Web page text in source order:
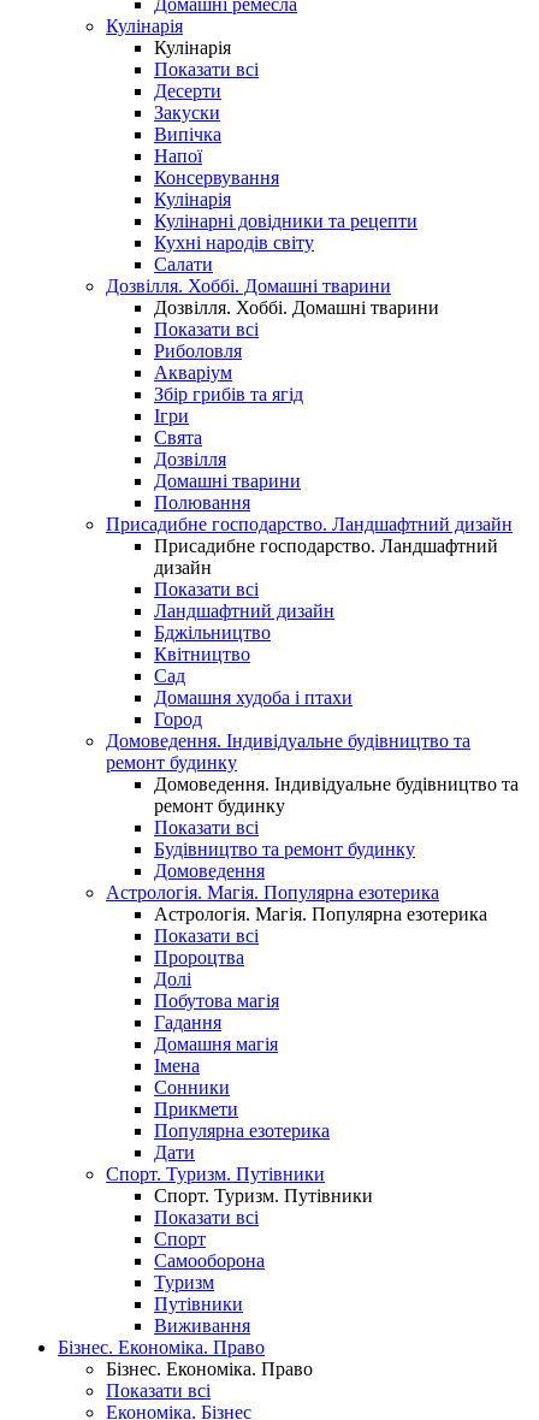
Домашні ремесла
Кулінарія
Кулінарія
Показати всі
Десерти
Закуски
Випічка
Напої
Консервування
Кулінарія
Кулінарні довідники та рецепти
Кухні народів світу
Салати
Дозвілля. Хоббі. Домашні тварини
Дозвілля. Хоббі. Домашні тварини
Показати всі
Риболовля
Акваріум
Збір грибів та ягід
Ігри
Свята
Дозвілля
Домашні тварини
Полювання
Присадибне господарство. Ландшафтний дизайн
Присадибне господарство. Ландшафтний
дизайн
Показати всі
Ландшафтний дизайн
Бджільництво
Квітництво
Сад
Домашня худоба і птахи
Город
Домоведення. Індивідуальне будівництво та
ремонт будинку
Домоведення. Індивідуальне будівництво та
ремонт будинку
Показати всі
Будівництво та ремонт будинку
Домоведення
Астрологія. Магія. Популярна езотерика
Астрологія. Магія. Популярна езотерика
Показати всі
Пророцтва
Долі
Побутова магія
Гадання
Домашня магія
Імена
Сонники
Прикмети
Популярна езотерика
Дати
Спорт. Туризм. Путівники
Спорт. Туризм. Путівники
Показати всі
Спорт
Самооборона
Туризм
Путівники
Виживання
Бізнес. Економіка. Право
Бізнес. Економіка. Право
Показати всі
Економіка. Бізнес